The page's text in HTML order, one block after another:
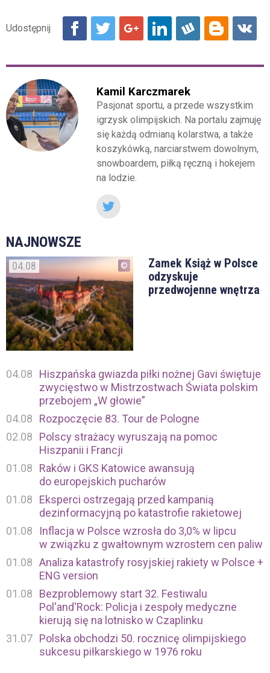
Kamil Karczmarek
Pasjonat sportu, a przede wszystkim
igrzysk olimpijskich. Na portalu zajmuję
się każdą odmianą kolarstwa, a także
koszykówką, narciarstwem dowolnym,
snowboardem, piłką ręczną i hokejem
na lodzie.
NAJNOWSZE
04.08
Zamek Książ w Polsce
odzyskuje
przedwojenne wnętrza
04.08
Hiszpańska gwiazda piłki nożnej Gavi świętuje
zwycięstwo w Mistrzostwach Świata polskim
przebojem „W głowie”
04.08
Rozpoczęcie 83. Tour de Pologne
02.08
Polscy strażacy wyruszają na pomoc
Hiszpanii i Francji
01.08
Raków i GKS Katowice awansują
do europejskich pucharów
01.08
Eksperci ostrzegają przed kampanią
dezinformacyjną po katastrofie rakietowej
01.08
Inflacja w Polsce wzrosła do 3,0% w lipcu
w związku z gwałtownym wzrostem cen paliw
01.08 Analiza katastrofy rosyjskiej rakiety w Polsce +
ENG version
01.08
Bezproblemowy start 32. Festiwalu
Pol'and'Rock: Policja i zespoły medyczne
kierują się na lotnisko w Czaplinku
31.07 Polska obchodzi 50. rocznicę olimpijskiego
sukcesu piłkarskiego w 1976 roku